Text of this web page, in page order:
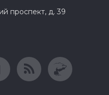
проспект, д. 39